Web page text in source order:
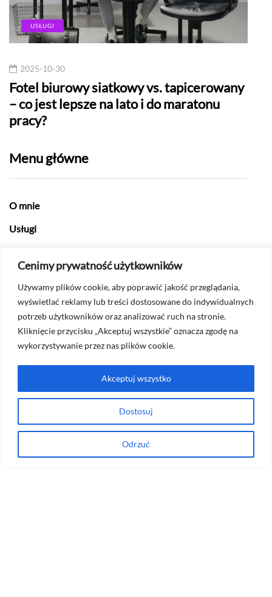
Cenimy prywatność użytkowników
Używamy plików cookie, aby poprawić jakość przeglądania,
wyświetlać reklamy lub treści dostosowane do indywidualnych
potrzeb użytkowników oraz analizować ruch na stronie.
Kliknięcie przycisku „Akceptuj wszystkie” oznacza zgodę na
wykorzystywanie przez nas plików cookie.
Dostosuj
Odrzuć
Akceptuj wszystko
USŁUGI
2025-10-30
Fotel biurowy siatkowy vs. tapicerowany
– co jest lepsze na lato i do maratonu
pracy?
Menu główne
O mnie
Usługi
Sport i rekreacja
Zabytki i przyroda
Polityka i historia
Miejscówki
Rozrywka
Najnowsze
2026-08-05